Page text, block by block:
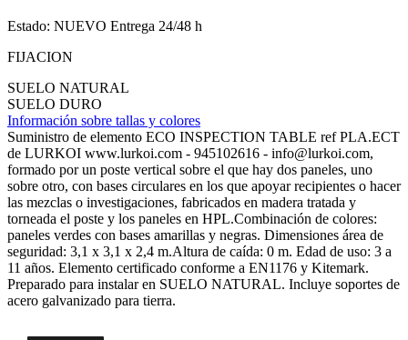
Estado: NUEVO Entrega 24/48 h
FIJACION
SUELO NATURAL
SUELO DURO
Información sobre tallas y colores
Suministro de elemento ECO INSPECTION TABLE ref PLA.ECT
de LURKOI www.lurkoi.com - 945102616 - info@lurkoi.com,
formado por un poste vertical sobre el que hay dos paneles, uno
sobre otro, con bases circulares en los que apoyar recipientes o hacer
las mezclas o investigaciones, fabricados en madera tratada y
torneada el poste y los paneles en HPL.Combinación de colores:
paneles verdes con bases amarillas y negras. Dimensiones área de
seguridad: 3,1 x 3,1 x 2,4 m.Altura de caída: 0 m. Edad de uso: 3 a
11 años. Elemento certificado conforme a EN1176 y Kitemark.
Preparado para instalar en SUELO NATURAL. Incluye soportes de
acero galvanizado para tierra.